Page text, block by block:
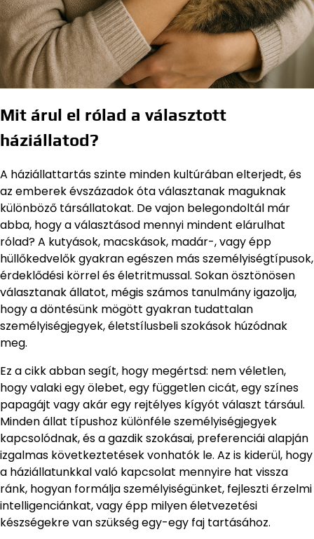
Mit árul el rólad a választott
háziállatod?
A háziállattartás szinte minden kultúrában elterjedt, és
az emberek évszázadok óta választanak maguknak
különböző társállatokat. De vajon belegondoltál már
abba, hogy a választásod mennyi mindent elárulhat
rólad? A kutyások, macskások, madár-, vagy épp
hüllőkedvelők gyakran egészen más személyiségtípusok,
érdeklődési körrel és életritmussal. Sokan ösztönösen
választanak állatot, mégis számos tanulmány igazolja,
hogy a döntésünk mögött gyakran tudattalan
személyiségjegyek, életstílusbeli szokások húzódnak
meg.
Ez a cikk abban segít, hogy megértsd: nem véletlen,
hogy valaki egy ölebet, egy független cicát, egy színes
papagájt vagy akár egy rejtélyes kígyót választ társául.
Minden állat típushoz különféle személyiségjegyek
kapcsolódnak, és a gazdik szokásai, preferenciái alapján
izgalmas következtetések vonhatók le. Az is kiderül, hogy
a háziállatunkkal való kapcsolat mennyire hat vissza
ránk, hogyan formálja személyiségünket, fejleszti érzelmi
intelligenciánkat, vagy épp milyen életvezetési
készségekre van szükség egy-egy faj tartásához.